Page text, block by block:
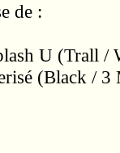
de :
U (Trall /
(Black / 3